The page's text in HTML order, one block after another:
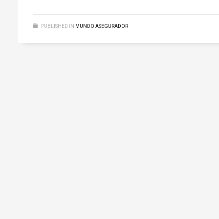
PUBLISHED IN MUNDO ASEGURADOR